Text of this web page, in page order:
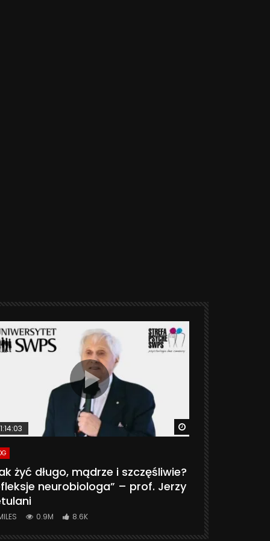
Watch Later
żyć długo, mądrze i szczęśliwie?
neurobiologa” – prof. Jerzy
0.9M 8.6K